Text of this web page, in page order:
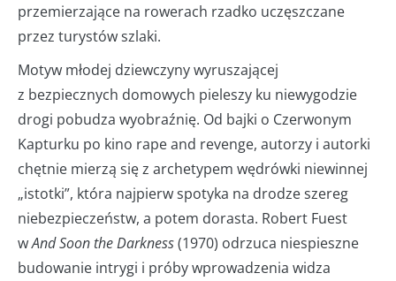
przemierzające na rowerach rzadko uczęszczane
przez turystów szlaki.
Motyw młodej dziewczyny wyruszającej
z bezpiecznych domowych pieleszy ku niewygodzie
drogi pobudza wyobraźnię. Od bajki o Czerwonym
Kapturku po kino rape and revenge, autorzy i autorki
chętnie mierzą się z archetypem wędrówki niewinnej
„istotki”, która najpierw spotyka na drodze szereg
niebezpieczeństw, a potem dorasta. Robert Fuest
wAnd Soon the Darkness(1970) odrzuca niespieszne
budowanie intrygi i próby wprowadzenia widza